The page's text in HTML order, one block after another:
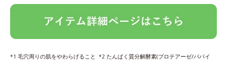
*1 毛穴周りの肌をやわらげること *2 たんぱく質分解酵素(プロテアーゼ/パパイ